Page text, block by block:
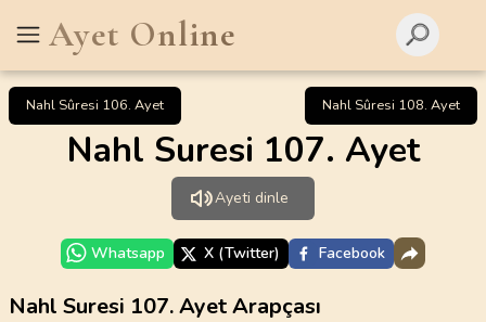
Ayet Online
Nahl Sûresi 106. Ayet Nahl Sûresi 108. Ayet
Nahl Suresi 107. Ayet
Ayeti dinle
Whatsapp X (Twitter) Facebook
Nahl Suresi 107. Ayet Arapçası